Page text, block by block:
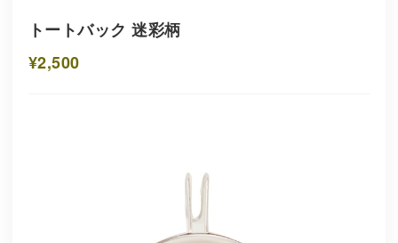
トートバック 迷彩柄
¥2,500